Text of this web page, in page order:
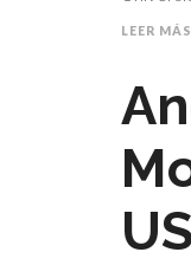
LEER MÁS